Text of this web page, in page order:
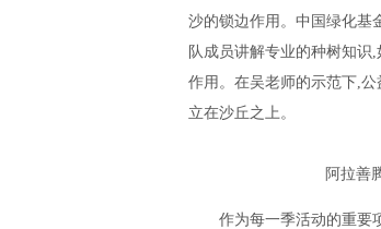
沙的锁边作用。中国绿化基
队成员讲解专业的种树知识
作用。在吴老师的示范下,
立在沙丘之上。
阿拉善
作为每一季活动的重要